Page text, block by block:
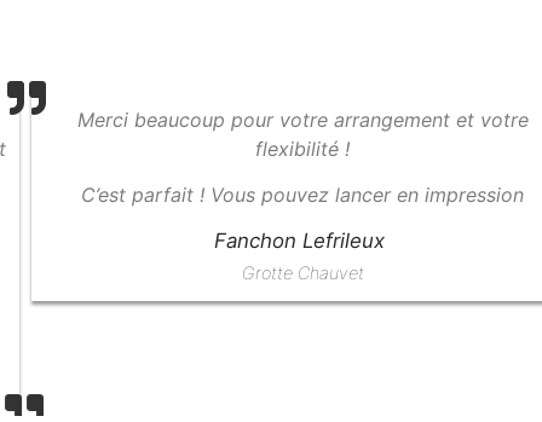
Merci beaucoup pour votre arrangement et votre
flexibilité !
C’est parfait ! Vous pouvez lancer en impression
Fanchon Lefrileux
Grotte Chauvet